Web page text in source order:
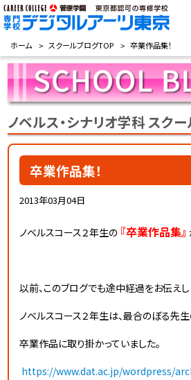
ホーム スクールブログTOP 卒業作品集！
ノベルス・シナリオ学科 スク
卒業作品集！
2013年03月04日
ノベルスコース２年生の 『卒業作品集』
以前、このブログでも途中経過をお伝えし
ノベルスコース２年生は、最合のぼる先生
卒業作品に取り掛かっていました。
https://www.dat.ac.jp/wordpress/